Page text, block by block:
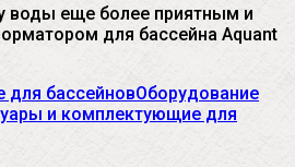
воды еще более приятным и
для бассейна Aquant
для бассейновОборудование
и комплектующие для